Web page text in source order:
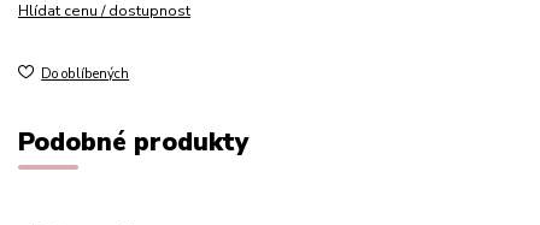
Hlídat cenu / dostupnost
Do oblíbených
Podobné produkty